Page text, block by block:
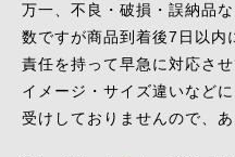
万一、不良・破損・誤納品
数ですが商品到着後7日以内
責任を持って早急に対応させ
イメージ・サイズ違いなど
受けしておりませんので、